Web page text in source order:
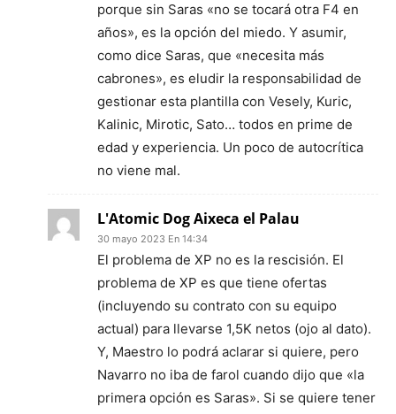
porque sin Saras «no se tocará otra F4 en
años», es la opción del miedo. Y asumir,
como dice Saras, que «necesita más
cabrones», es eludir la responsabilidad de
gestionar esta plantilla con Vesely, Kuric,
Kalinic, Mirotic, Sato… todos en prime de
edad y experiencia. Un poco de autocrítica
no viene mal.
L'Atomic Dog Aixeca el Palau
30 mayo 2023 En 14:34
El problema de XP no es la rescisión. El
problema de XP es que tiene ofertas
(incluyendo su contrato con su equipo
actual) para llevarse 1,5K netos (ojo al dato).
Y, Maestro lo podrá aclarar si quiere, pero
Navarro no iba de farol cuando dijo que «la
primera opción es Saras». Si se quiere tener